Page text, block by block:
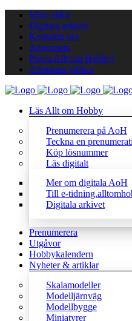
Mina sidor
Digitala arkivet
Kontakta oss
Annonsera
Prova Allt om Hobby!
Allmänna villkor
Läs Allt om Hobby
Prenumerera på AoH
Teckna en
Köp lösnummer
Läs digitalt
Mer om digitala AoH
Till e-
Digitala arkivet
Prenumerera
Utgåvor
Hobbykalendern
Nyheter & artiklar
Skalamodeller
Modelljärnväg
Modellbygge
Miniatyrer